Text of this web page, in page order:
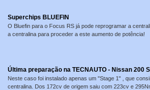
Superchips BLUEFIN
O Bluefin para o Focus RS já pode reprogramar a
a centralina para proceder a este aumento de potência!
Última preparação na TECNAUTO - Nissan 200
Neste caso foi instalado apenas um "Stage 1" , que
centralina. Dos 172cv de origem saiu com 223cv e